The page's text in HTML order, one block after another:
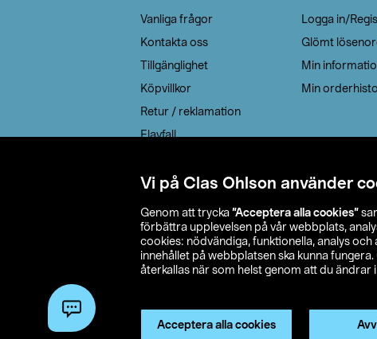
Vi på Clas Ohlson använder
Genom att trycka ”Acceptera alla cookies”
förbättra upplevelsen på vår webbplats,
cookies: nödvändiga, funktionella, analys
innehållet på webbplatsen ska kunna
återkallas när som helst genom att du
Acceptera alla cookies
Vanliga frågor
Kontakta oss
Tillgänglighet
Köpvillkor
Retur / reklamation
Elavfall
Leveransalternativ
Logga in/
Glömt
Min
Min